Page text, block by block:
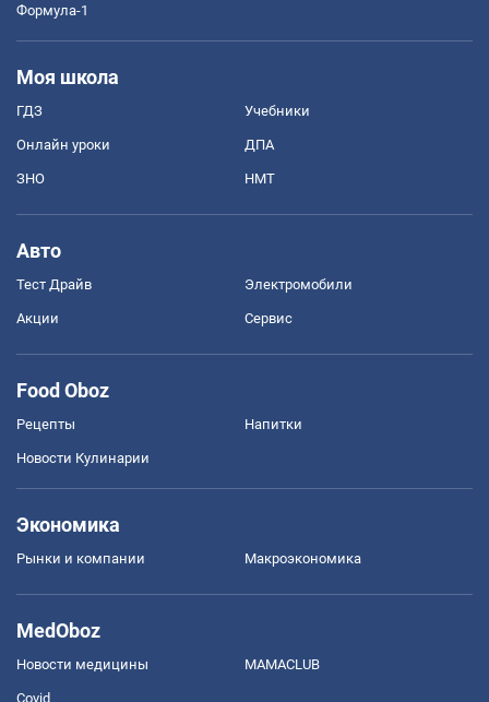
Формула-1
Моя школа
ГДЗ Учебники
Онлайн уроки ДПА
ЗНО НМТ
Авто
Тест Драйв Электромобили
Акции Сервис
Food Oboz
Рецепты Напитки
Новости Кулинарии
Экономика
Рынки и компании Mакроэкономика
MedOboz
Новости медицины MAMACLUB
Covid